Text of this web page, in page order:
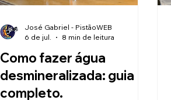
Como fazer água
desmineralizada: guia
completo.
José Gabriel - PistãoWEB
6 de jul.
8 min de leitura